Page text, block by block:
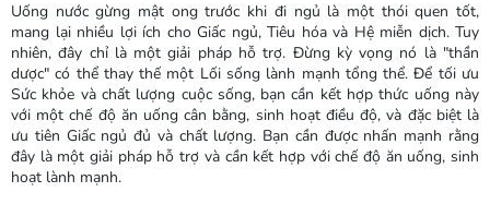
Uống nước gừng mật ong trước khi đi ngủ là một thói quen tốt,
mang lại nhiều lợi ích cho Giấc ngủ, Tiêu hóa và Hệ miễn dịch. Tuy
nhiên, đây chỉ là một giải pháp hỗ trợ. Đừng kỳ vọng nó là "thần
dược" có thể thay thế một Lối sống lành mạnh tổng thể. Để tối ưu
Sức khỏe và chất lượng cuộc sống, bạn cần kết hợp thức uống này
với một chế độ ăn uống cân bằng, sinh hoạt điều độ, và đặc biệt là
ưu tiên Giấc ngủ đủ và chất lượng. Bạn cần được nhấn mạnh rằng
đây là một giải pháp hỗ trợ và cần kết hợp với chế độ ăn uống, sinh
hoạt lành mạnh.